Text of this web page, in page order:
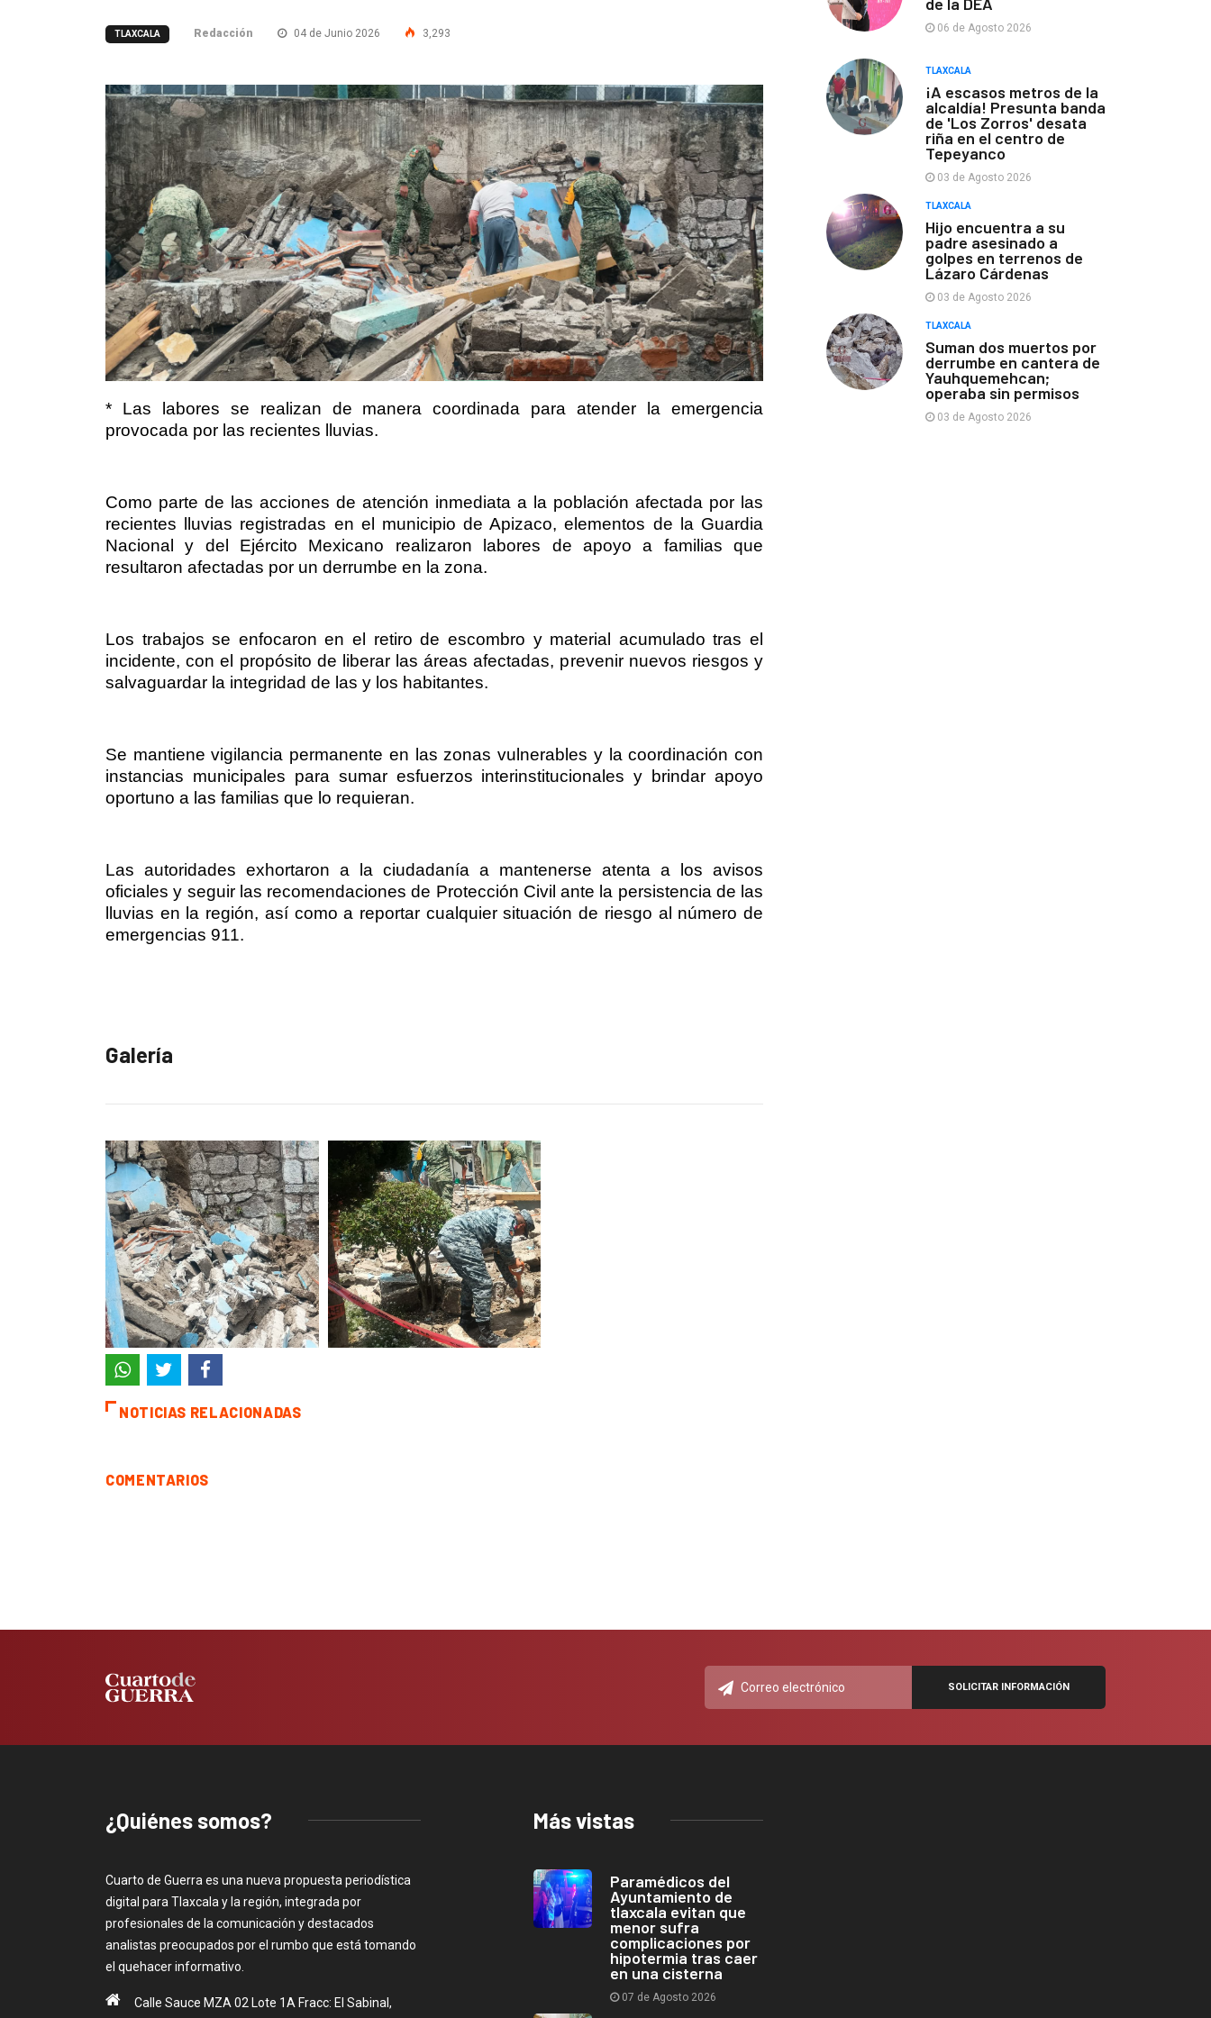
TLAXCALA Redacción 04 de Junio 2026 3,293
* Las labores se realizan de manera coordinada para atender la emergencia
provocada por las recientes lluvias.
Como parte de las acciones de atención inmediata a la población afectada por las
recientes lluvias registradas en el municipio de Apizaco, elementos de la Guardia
Nacional y del Ejército Mexicano realizaron labores de apoyo a familias que
resultaron afectadas por un derrumbe en la zona.
Los trabajos se enfocaron en el retiro de escombro y material acumulado tras el
incidente, con el propósito de liberar las áreas afectadas, prevenir nuevos riesgos y
salvaguardar la integridad de las y los habitantes.
Se mantiene vigilancia permanente en las zonas vulnerables y la coordinación con
instancias municipales para sumar esfuerzos interinstitucionales y brindar apoyo
oportuno a las familias que lo requieran.
Las autoridades exhortaron a la ciudadanía a mantenerse atenta a los avisos
oficiales y seguir las recomendaciones de Protección Civil ante la persistencia de las
lluvias en la región, así como a reportar cualquier situación de riesgo al número de
emergencias 911.
Galería
NOTICIAS RELACIONADAS
COMENTARIOS
06 de Agosto 2026
TLAXCALA
¡A escasos metros de la
alcaldía! Presunta banda
de 'Los Zorros' desata
riña en el centro de
Tepeyanco
03 de Agosto 2026
TLAXCALA
Hijo encuentra a su
padre asesinado a
golpes en terrenos de
Lázaro Cárdenas
03 de Agosto 2026
TLAXCALA
Suman dos muertos por
derrumbe en cantera de
Yauhquemehcan;
operaba sin permisos
03 de Agosto 2026
¿Quiénes somos?
Cuarto de Guerra es una nueva propuesta periodística
digital para Tlaxcala y la región, integrada por
profesionales de la comunicación y destacados
analistas preocupados por el rumbo que está tomando
el quehacer informativo.
Calle Sauce MZA 02 Lote 1A Fracc: El Sabinal,
Más vistas
Paramédicos del
Ayuntamiento de
tlaxcala evitan que
menor sufra
complicaciones por
hipotermia tras caer
en una cisterna
07 de Agosto 2026